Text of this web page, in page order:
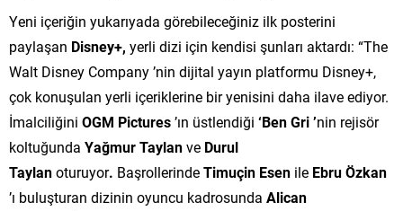
Yeni içeriğin yukarıyada görebileceğiniz ilk posterini
paylaşan Disney+, yerli dizi için kendisi şunları aktardı: “The
Walt Disney Company ’nin dijital yayın platformu Disney+,
çok konuşulan yerli içeriklerine bir yenisini daha ilave ediyor.
İmalciliğini OGM Pictures’ın üstlendiği ‘Ben Gri ’nin rejisör
koltuğunda Yağmur Taylanve Durul
Taylanoturuyor. BaşrollerindeTimuçin Esen ile Ebru Özkan
’ı buluşturan dizinin oyuncu kadrosunda Alican